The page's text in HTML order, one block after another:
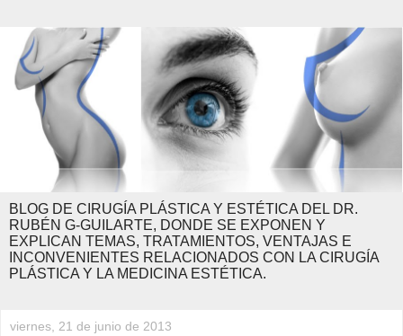
BLOG DE CIRUGÍA PLÁSTICA Y ESTÉTICA DEL DR.
RUBÉN G-GUILARTE, DONDE SE EXPONEN Y
EXPLICAN TEMAS, TRATAMIENTOS, VENTAJAS E
INCONVENIENTES RELACIONADOS CON LA CIRUGÍA
PLÁSTICA Y LA MEDICINA ESTÉTICA.
viernes, 21 de junio de 2013